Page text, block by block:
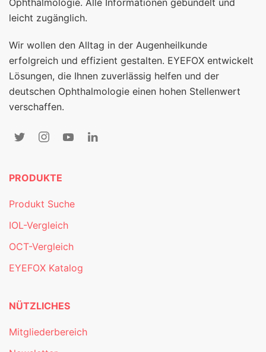
Ophthalmologie. Alle Informationen gebündelt und
leicht zugänglich.
Wir wollen den Alltag in der Augenheilkunde
erfolgreich und effizient gestalten. EYEFOX entwickelt
Lösungen, die Ihnen zuverlässig helfen und der
deutschen Ophthalmologie einen hohen Stellenwert
verschaffen.
PRODUKTE
Produkt Suche
IOL-Vergleich
OCT-Vergleich
EYEFOX Katalog
NÜTZLICHES
Mitgliederbereich